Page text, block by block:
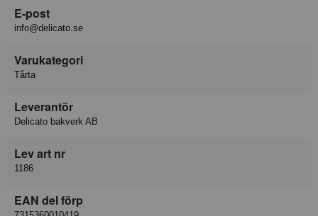
E-post
info@delicato.se
Varukategori
Tårta
Leverantör
Delicato bakverk AB
Lev art nr
1186
EAN del förp